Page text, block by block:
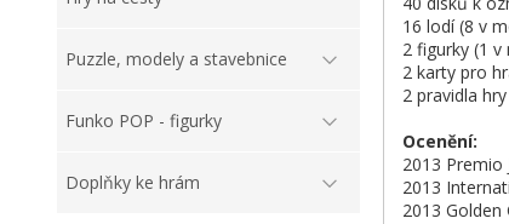
Puzzle, modely a stavebnice
Funko POP - figurky
Doplňky ke hrám
16 lodí (8 v
2 figurky (1
2 karty pro
2 pravidla
Ocenění:
2013 Premio
2013
2013